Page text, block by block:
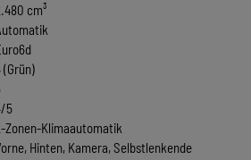
cm³
(Grün)
5
Zonen-Klimaautomatik
Hinten, Kamera, Selbstlenkende